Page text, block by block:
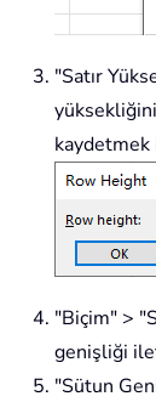
"Satır
kaydetmek
"Biçim" >
genişliği
"Sütun